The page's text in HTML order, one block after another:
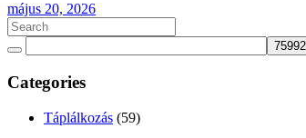
május 20, 2026
Categories
Táplálkozás (59)